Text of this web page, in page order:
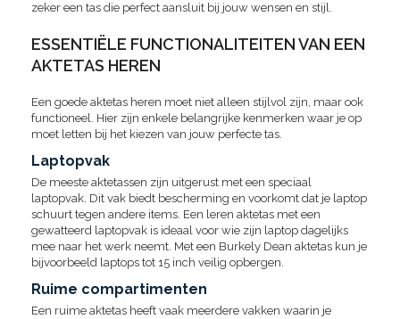
zeker een tas die perfect aansluit bij jouw wensen en stijl.
ESSENTIËLE FUNCTIONALITEITEN VAN EEN
AKTETAS HEREN
Een goede aktetas heren moet niet alleen stijlvol zijn, maar ook
functioneel. Hier zijn enkele belangrijke kenmerken waar je op
moet letten bij het kiezen van jouw perfecte tas.
Laptopvak
De meeste aktetassen zijn uitgerust met een speciaal
laptopvak. Dit vak biedt bescherming en voorkomt dat je laptop
schuurt tegen andere items. Een leren aktetas met een
gewatteerd laptopvak is ideaal voor wie zijn laptop dagelijks
mee naar het werk neemt. Met een Burkely Dean aktetas kun je
bijvoorbeeld laptops tot 15 inch veilig opbergen.
Ruime compartimenten
Een ruime aktetas heeft vaak meerdere vakken waarin je